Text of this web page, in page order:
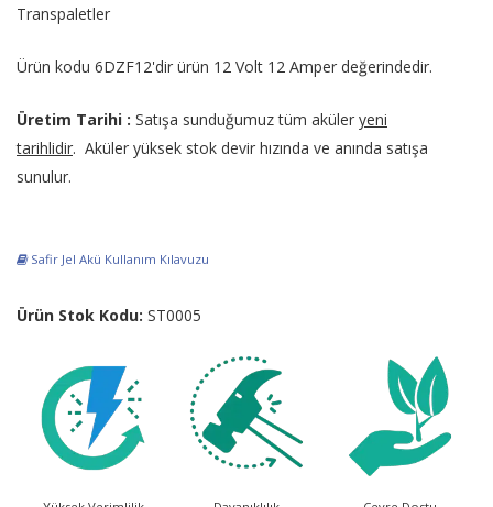
Transpaletler
Ürün kodu 6DZF12'dir ürün 12 Volt 12 Amper değerindedir.
Üretim Tarihi : Satışa sunduğumuz tüm aküler yeni
tarihlidir. Aküler yüksek stok devir hızında ve anında satışa
sunulur.
Safir Jel Akü Kullanım Kılavuzu
Ürün Stok Kodu: ST0005